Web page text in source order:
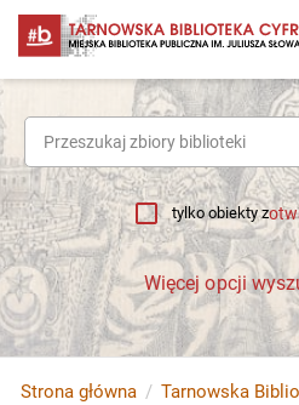
tylko obiekty z
Więcej opcji
Strona główna Tarnowska